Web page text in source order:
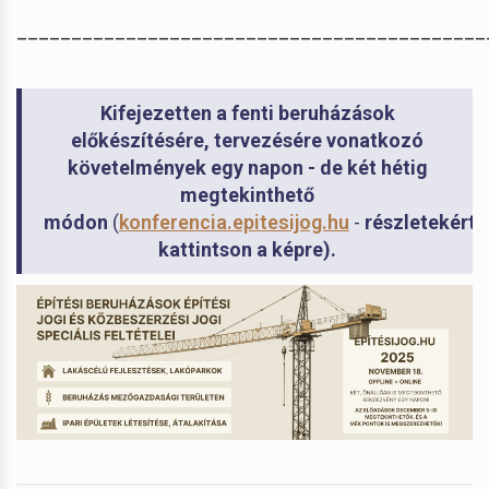
Kifejezetten a fenti beruházások
előkészítésére, tervezésére vonatkozó
követelmények egy napon - de két hétig
megtekinthető
módon (konferencia.epitesijog.hu - részletekért
kattintson a képre).